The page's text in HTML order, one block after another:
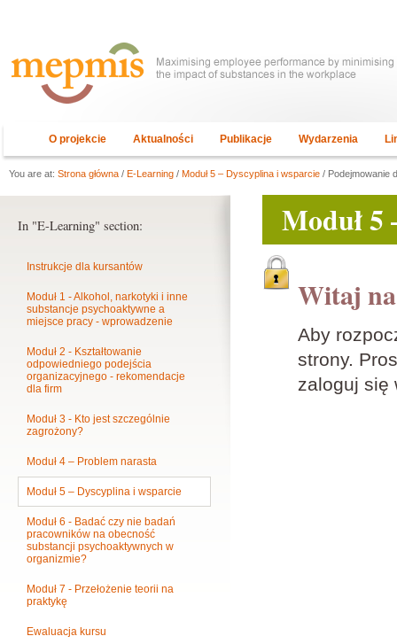
O projekcie Aktualności Publikacje Wydarzenia
You are at: Strona główna / E-Learning / Moduł 5 – Dyscyplina i wsparcie / Podejmowanie
Moduł 5
Witaj
Aby
strony.
zaloguj się
In "E-Learning" section:
Instrukcje dla kursantów
Moduł 1 - Alkohol, narkotyki i inne
substancje psychoaktywne a
miejsce pracy - wprowadzenie
Moduł 2 - Kształtowanie
odpowiedniego podejścia
organizacyjnego - rekomendacje
dla firm
Moduł 3 - Kto jest szczególnie
zagrożony?
Moduł 4 – Problem narasta
Moduł 5 – Dyscyplina i wsparcie
Moduł 6 - Badać czy nie badań
pracowników na obecność
substancji psychoaktywnych w
organizmie?
Moduł 7 - Przełożenie teorii na
praktykę
Ewaluacja kursu